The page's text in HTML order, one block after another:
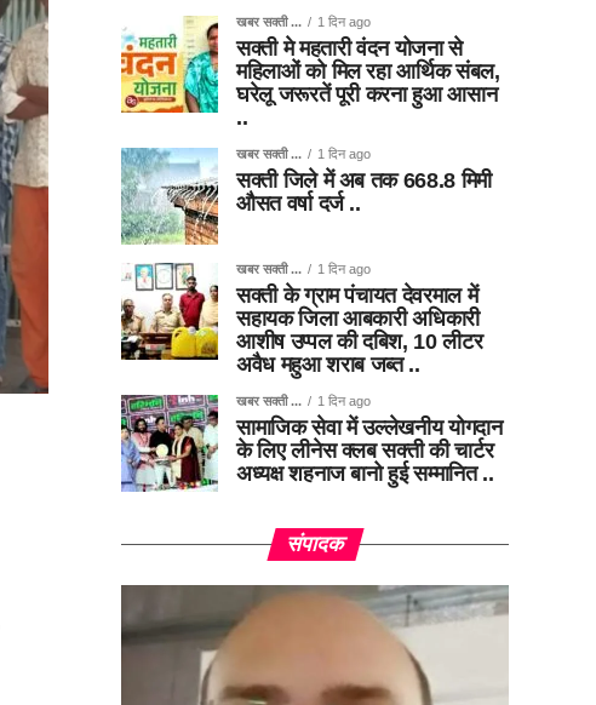
खबर सक्ती ... 1 दिन ago
सक्ती मे महतारी वंदन योजना से
महिलाओं को मिल रहा आर्थिक संबल,
घरेलू जरूरतें पूरी करना हुआ आसान
..
खबर सक्ती ... 1 दिन ago
सक्ती जिले में अब तक 668.8 मिमी
औसत वर्षा दर्ज ..
खबर सक्ती ... 1 दिन ago
सक्ती के ग्राम पंचायत देवरमाल में
सहायक जिला आबकारी अधिकारी
आशीष उप्पल की दबिश, 10 लीटर
अवैध महुआ शराब जब्त ..
खबर सक्ती ... 1 दिन ago
सामाजिक सेवा में उल्लेखनीय योगदान
के लिए लीनेस क्लब सक्ती की चार्टर
अध्यक्ष शहनाज बानो हुई सम्मानित ..
संपादक